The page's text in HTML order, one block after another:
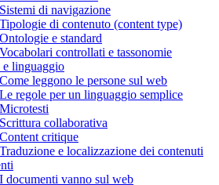
di navigazione
di contenuto (content type)
e standard
controllati e tassonomie
e linguaggio
leggono le persone sul web
regole per un linguaggio semplice
collaborativa
critique
e localizzazione dei contenuti
documenti vanno sul web